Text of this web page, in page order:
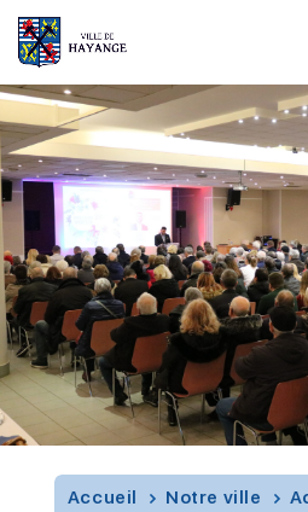
Accueil Notre ville